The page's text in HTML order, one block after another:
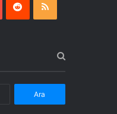
RedditRSS